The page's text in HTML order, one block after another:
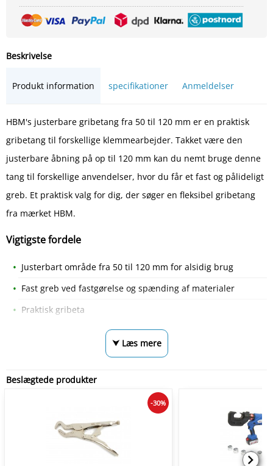
Beskrivelse
Produkt information specifikationer Anmeldelser
HBM's justerbare gribetang fra 50 til 120 mm er en praktisk
gribetang til forskellige klemmearbejder. Takket være den
justerbare åbning på op til 120 mm kan du nemt bruge denne
tang til forskellige anvendelser, hvor du får et fast og pålideligt
greb. Et praktisk valg for dig, der søger en fleksibel gribetang
fra mærket HBM.
Vigtigste fordele
Justerbart område fra 50 til 120 mm for alsidig brug
Fast greb ved fastgørelse og spænding af materialer
Praktisk gribeta
⮟ Læs mere
Beslægtede produkter
-30%